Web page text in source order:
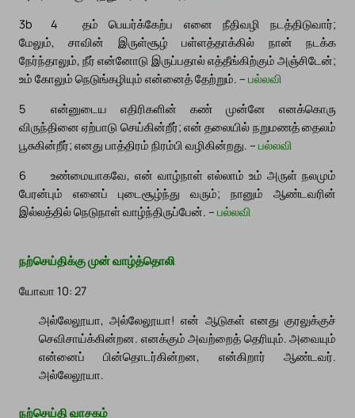
3b
தம் பெயர்க்கேற்ப எனை நீதிவழி நடத்திடுவார்;
4
மேலும், சாவின் இருள்சூழ் பள்ளத்தாக்கில் நான் நடக்க
நேர்ந்தாலும், நீர் என்னோடு இருப்பதால் எத்தீங்கிற்கும் அஞ்சிடேன்;
உம் கோலும் நெடுங்கழியும் என்னைத் தேற்றும். – பல்லவி
5
என்னுடைய எதிரிகளின் கண் முன்னே எனக்கொரு
விருந்தினை ஏற்பாடு செய்கின்றீர்; என் தலையில் நறுமணத் தைலம்
பூசுகின்றீர்; எனது பாத்திரம் நிரம்பி வழிகின்றது. – பல்லவி
6
உண்மையாகவே, என் வாழ்நாள் எல்லாம் உம் அருள் நலமும்
பேரன்பும் எனைப் புடைசூழ்ந்து வரும்; நானும் ஆண்டவரின்
இல்லத்தில் நெடுநாள் வாழ்ந்திருப்பேன். – பல்லவி
நற்செய்திக்கு முன் வாழ்த்தொலி
யோவா 10: 27
அல்லேலூயா, அல்லேலூயா! என் ஆடுகள் எனது குரலுக்குச்
செவிசாய்க்கின்றன. எனக்கும் அவற்றைத் தெரியும். அவையும்
என்னைப் பின்தொடர்கின்றன, என்கிறார் ஆண்டவர்.
அல்லேலூயா.
நற்செய்தி வாசகம்